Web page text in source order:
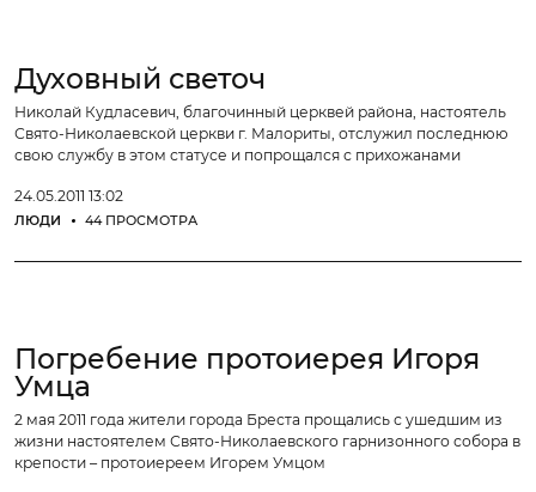
Духовный светоч
Николай Кудласевич, благочинный церквей района, настоятель
Свято-Николаевской церкви г. Малориты, отслужил последнюю
свою службу в этом статусе и попрощался с прихожанами
24.05.2011 13:02
ЛЮДИ 44 ПРОСМОТРА
Погребение протоиерея Игоря
Умца
2 мая 2011 года жители города Бреста прощались с ушедшим из
жизни настоятелем Свято-Николаевского гарнизонного собора в
крепости – протоиереем Игорем Умцом